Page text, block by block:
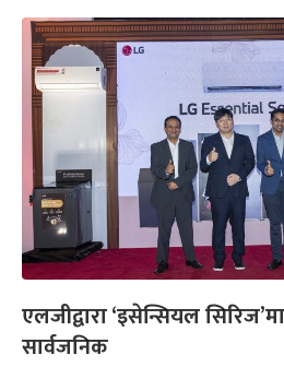
एलजीद्वारा ‘इसेन्सियल
सार्वजनिक